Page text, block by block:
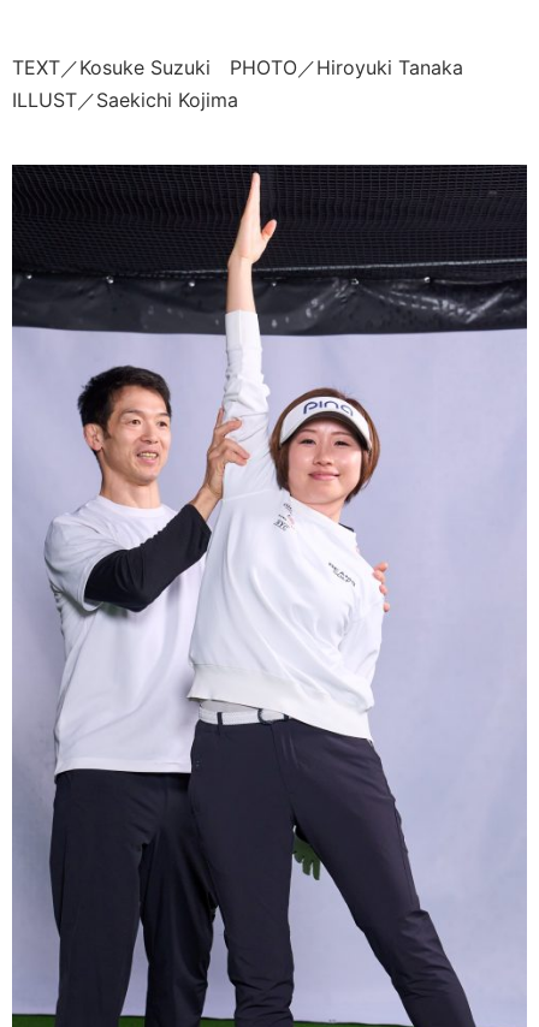
TEXT／Kosuke Suzuki PHOTO／Hiroyuki Tanaka
ILLUST／Saekichi Kojima